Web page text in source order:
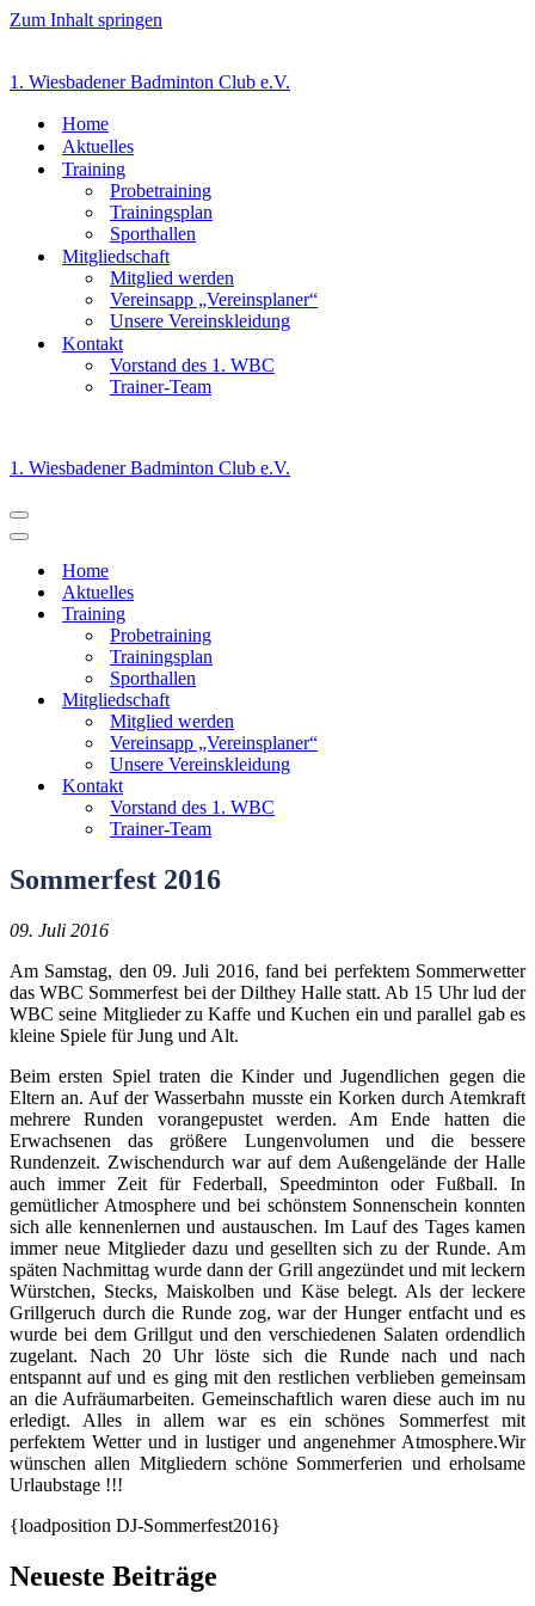
Zum Inhalt springen
1. Wiesbadener Badminton Club e.V.
Home
Aktuelles
Training
Probetraining
Trainingsplan
Sporthallen
Mitgliedschaft
Mitglied werden
Vereinsapp „Vereinsplaner“
Unsere Vereinskleidung
Kontakt
Vorstand des 1. WBC
Trainer-Team
1. Wiesbadener Badminton Club e.V.
Navigationsmenü
Navigationsmenü
Home
Aktuelles
Training
Probetraining
Trainingsplan
Sporthallen
Mitgliedschaft
Mitglied werden
Vereinsapp „Vereinsplaner“
Unsere Vereinskleidung
Kontakt
Vorstand des 1. WBC
Trainer-Team
Sommerfest 2016
09. Juli 2016
Am Samstag, den 09. Juli 2016, fand bei perfektem Sommerwetter
das WBC Sommerfest bei der Dilthey Halle statt. Ab 15 Uhr lud der
WBC seine Mitglieder zu Kaffe und Kuchen ein und parallel gab es
kleine Spiele für Jung und Alt.
Beim ersten Spiel traten die Kinder und Jugendlichen gegen die
Eltern an. Auf der Wasserbahn musste ein Korken durch Atemkraft
mehrere Runden vorangepustet werden. Am Ende hatten die
Erwachsenen das größere Lungenvolumen und die bessere
Rundenzeit. Zwischendurch war auf dem Außengelände der Halle
auch immer Zeit für Federball, Speedminton oder Fußball. In
gemütlicher Atmosphere und bei schönstem Sonnenschein konnten
sich alle kennenlernen und austauschen. Im Lauf des Tages kamen
immer neue Mitglieder dazu und gesellten sich zu der Runde. Am
späten Nachmittag wurde dann der Grill angezündet und mit leckern
Würstchen, Stecks, Maiskolben und Käse belegt. Als der leckere
Grillgeruch durch die Runde zog, war der Hunger entfacht und es
wurde bei dem Grillgut und den verschiedenen Salaten ordendlich
zugelant. Nach 20 Uhr löste sich die Runde nach und nach
entspannt auf und es ging mit den restlichen verblieben gemeinsam
an die Aufräumarbeiten. Gemeinschaftlich waren diese auch im nu
erledigt. Alles in allem war es ein schönes Sommerfest mit
perfektem Wetter und in lustiger und angenehmer Atmosphere.Wir
wünschen allen Mitgliedern schöne Sommerferien und erholsame
Urlaubstage !!!
{loadposition DJ-Sommerfest2016}
Neueste Beiträge